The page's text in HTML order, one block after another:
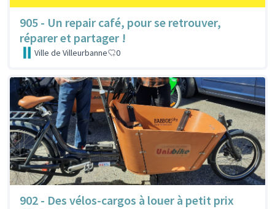
905 - Un repair café, pour se retrouver,
réparer et partager !
Ville de Villeurbanne 0
902 - Des vélos-cargos à louer à petit prix